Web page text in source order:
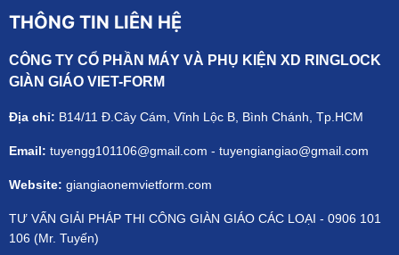
THÔNG TIN LIÊN HỆ
CÔNG TY CỔ PHẦN MÁY VÀ PHỤ KIỆN XD RINGLOCK
GIÀN GIÁO VIET-FORM
Địa chỉ: B14/11 Đ.Cây Cám, Vĩnh Lộc B, Bình Chánh, Tp.HCM
Email: tuyengg101106@gmail.com - tuyengiangiao@gmail.com
Website: giangiaonemvietform.com
TƯ VẤN GIẢI PHÁP THI CÔNG GIÀN GIÁO CÁC LOẠI - 0906 101
106 (Mr. Tuyến)